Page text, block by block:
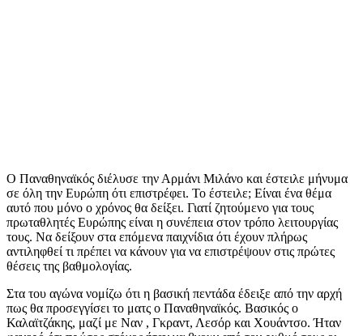
Ο Παναθηναϊκός διέλυσε την Αρμάνι Μιλάνο και έστειλε μήνυμα
σε όλη την Ευρώπη ότι επιστρέφει. Το έστειλε; Είναι ένα θέμα
αυτό που μόνο ο χρόνος θα δείξει. Γιατί ζητούμενο για τους
πρωταθλητές Ευρώπης είναι η συνέπεια στον τρόπο λειτουργίας
τους. Να δείξουν στα επόμενα παιχνίδια ότι έχουν πλήρως
αντιληφθεί τι πρέπει να κάνουν για να επιστρέψουν στις πρώτες
θέσεις της βαθμολογίας.
Στα του αγώνα νομίζω ότι η βασική πεντάδα έδειξε από την αρχή
πως θα προσεγγίσει το ματς ο Παναθηναϊκός. Βασικός ο
Καλαϊτζάκης, μαζί με Ναν , Γκραντ, Λεσόρ και Χουάντσο. Ήταν